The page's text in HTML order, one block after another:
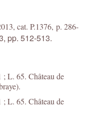
cat. P.1376, p. 286-
pp. 512-513.
; L. 65. Château de
; L. 65. Château de